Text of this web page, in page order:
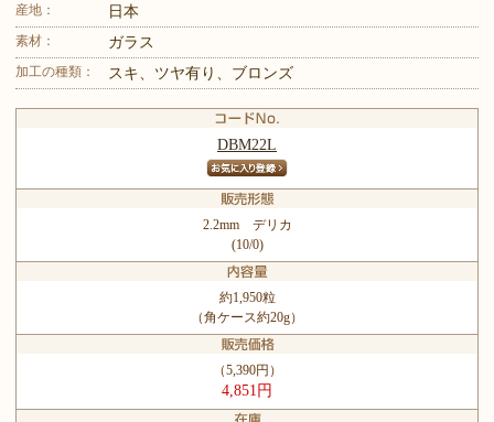
産地： 日本
素材： ガラス
加工の種類： スキ、ツヤ有り、ブロンズ
DBM22L
2.2mm デリカ
(10/0)
約1,950粒
（角ケース約20g）
（5,390円）
4,851円